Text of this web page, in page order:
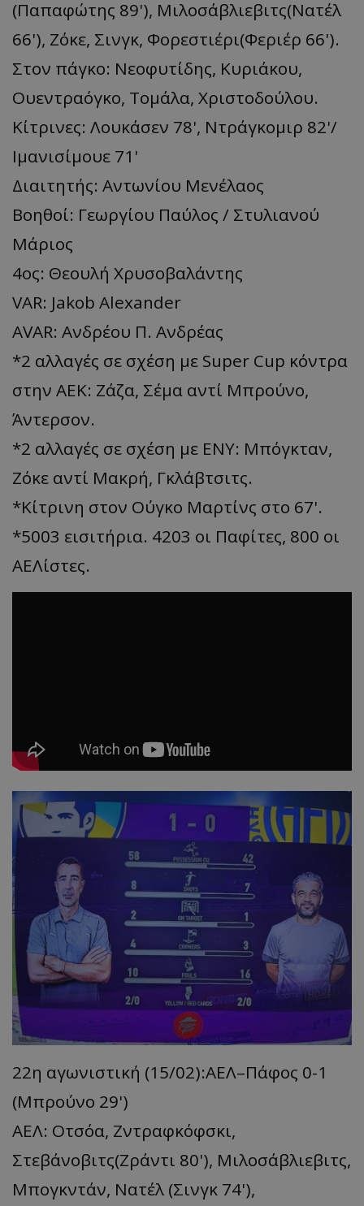
(Παπαφώτης 89'), Μιλοσάβλιεβιτς(Νατέλ
66'), Ζόκε, Σινγκ, Φορεστιέρι(Φεριέρ 66').
Στον πάγκο: Νεοφυτίδης, Κυριάκου,
Ουεντραόγκο, Τομάλα, Χριστοδούλου.
Κίτρινες: Λουκάσεν 78', Ντράγκομιρ 82'/
Ιμανισίμουε 71'
Διαιτητής: Αντωνίου Μενέλαος
Βοηθοί: Γεωργίου Παύλος / Στυλιανού
Μάριος
4ος: Θεουλή Χρυσοβαλάντης
VAR: Jakob Alexander
AVAR: Ανδρέου Π. Ανδρέας
*2 αλλαγές σε σχέση με Super Cup κόντρα
στην ΑΕΚ: Ζάζα, Σέμα αντί Μπρούνο,
Άντερσον.
*2 αλλαγές σε σχέση με ΕΝΥ: Μπόγκταν,
Ζόκε αντί Μακρή, Γκλάβτσιτς.
*Κίτρινη στον Ούγκο Μαρτίνς στο 67'.
*5003 εισιτήρια. 4203 οι Παφίτες, 800 οι
ΑΕΛίστες.
22η αγωνιστική (15/02):ΑΕΛ–Πάφος 0-1
(Μπρούνο 29')
ΑΕΛ: Οτσόα, Ζντραφκόφσκι,
Στεβάνοβιτς(Ζράντι 80'), Μιλοσάβλιεβιτς,
Μπογκντάν, Νατέλ (Σινγκ 74'),